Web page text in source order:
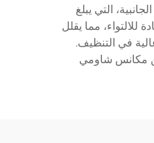
التي يبلغ
للالتواء، مما يقلل
في التنظيف.
مكانس شاومي